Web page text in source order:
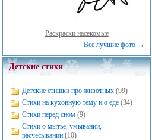
Раскраски насекомые
Все лучшие фото →
Детские стихи
Детские стишки про животных (99)
Стихи на кухонную тему и о еде (34)
Стихи перед сном (9)
Стихи о мытье, умывании,
расчесывании (10)